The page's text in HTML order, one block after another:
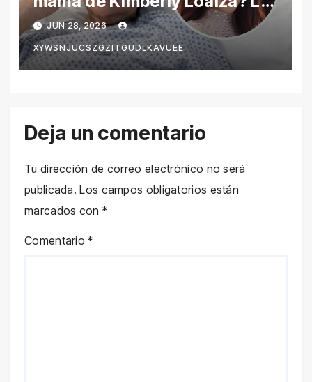
verdad detrás de los rumores
en redes sociales
JUN 28, 2026
XYWSNJUCSZGZITGUDLKAVUEE
Deja un comentario
Tu dirección de correo electrónico no será
publicada. Los campos obligatorios están
marcados con *
Comentario*